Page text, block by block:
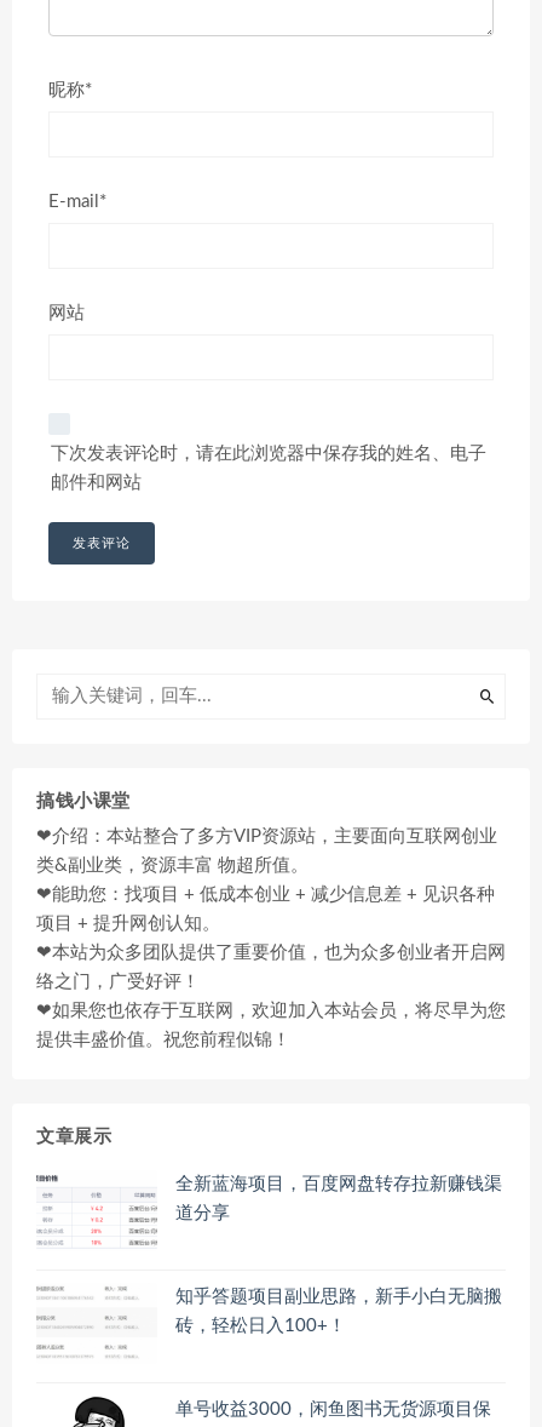
昵称*
E-mail*
网站
下次发表评论时，请在此浏览器中保存我的姓名、电子
邮件和网站
搞钱小课堂
❤介绍：本站整合了多方VIP资源站，主要面向互联网创业
类&副业类，资源丰富 物超所值。
❤能助您：找项目 + 低成本创业 + 减少信息差 + 见识各种
项目 + 提升网创认知。
❤本站为众多团队提供了重要价值，也为众多创业者开启网
络之门，广受好评！
❤如果您也依存于互联网，欢迎加入本站会员，将尽早为您
提供丰盛价值。祝您前程似锦！
文章展示
全新蓝海项目，百度网盘转存拉新赚钱渠
道分享
知乎答题项目副业思路，新手小白无脑搬
砖，轻松日入100+！
单号收益3000，闲鱼图书无货源项目保